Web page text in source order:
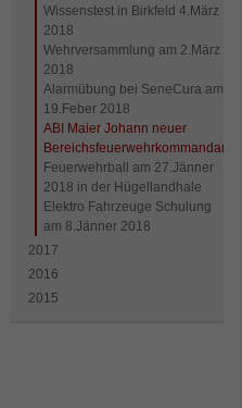
Wissenstest in Birkfeld 4.März
2018
Wehrversammlung am 2.März
2018
Alarmübung bei SeneCura am
19.Feber 2018
ABI Maier Johann neuer
Feuerwehrball am 27.Jänner
2018 in der Hügellandhale
Elektro Fahrzeuge Schulung
am 8.Jänner 2018
2017
2016
2015